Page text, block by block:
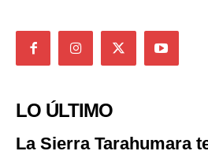
LO ÚLTIMO
La Sierra Tarahumara